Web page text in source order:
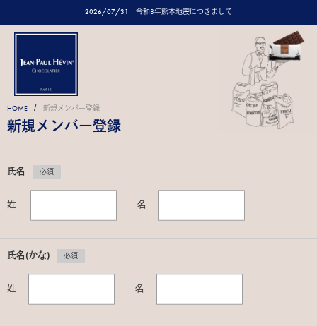
2026/07/31 令和8年熊本地震につきまして
HOME / 新規メンバー登録
新規メンバー登録
氏名 必須
姓 名
氏名(かな) 必須
姓 名